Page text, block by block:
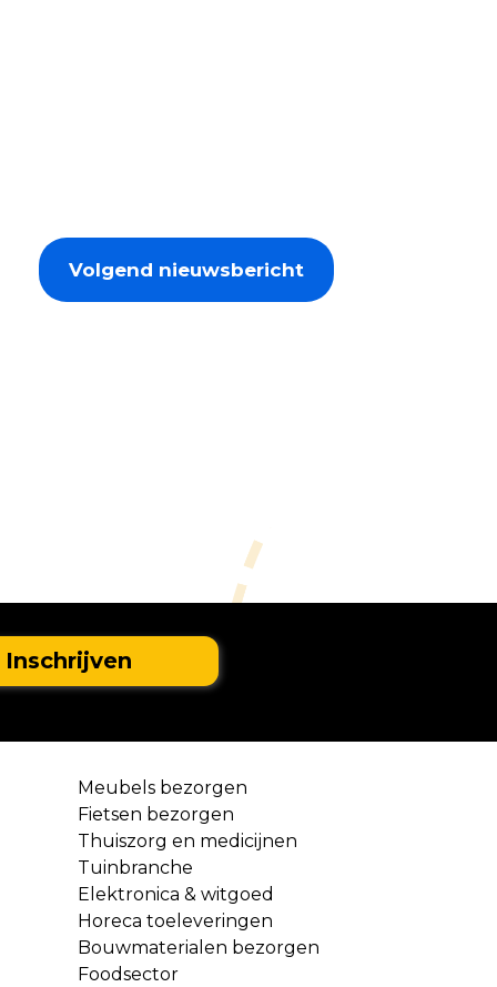
Volgend nieuwsbericht
Meubels bezorgen
Fietsen bezorgen
Thuiszorg en medicijnen
Tuinbranche
Elektronica & witgoed
Horeca toeleveringen
Bouwmaterialen bezorgen
Foodsector